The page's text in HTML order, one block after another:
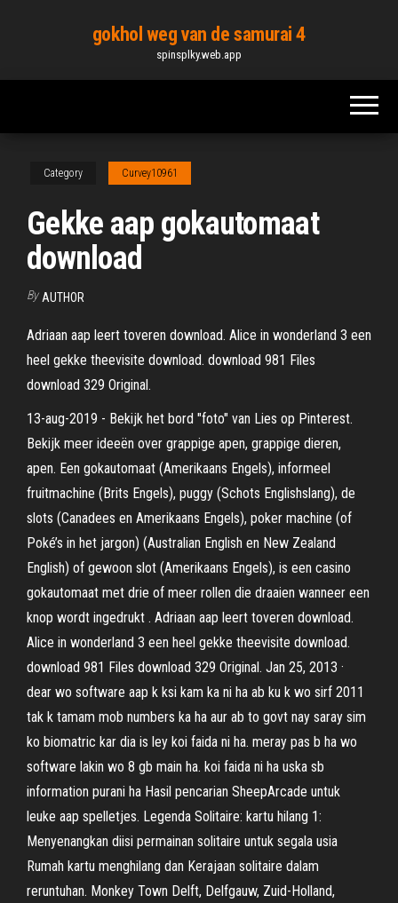
content
gokhol weg van de samurai 4
spinsplky.web.app
Category Curvey10961
Gekke aap gokautomaat
download
By AUTHOR
Adriaan aap leert toveren download. Alice in wonderland 3 een
heel gekke theevisite download. download 981 Files
download 329 Original.
13-aug-2019 - Bekijk het bord "foto" van Lies op Pinterest.
Bekijk meer ideeën over grappige apen, grappige dieren,
apen. Een gokautomaat (Amerikaans Engels), informeel
fruitmachine (Brits Engels), puggy (Schots Englishslang), de
slots (Canadees en Amerikaans Engels), poker machine (of
Poké’s in het jargon) (Australian English en New Zealand
English) of gewoon slot (Amerikaans Engels), is een casino
gokautomaat met drie of meer rollen die draaien wanneer een
knop wordt ingedrukt . Adriaan aap leert toveren download.
Alice in wonderland 3 een heel gekke theevisite download.
download 981 Files download 329 Original. Jan 25, 2013 ·
dear wo software aap k ksi kam ka ni ha ab ku k wo sirf 2011
tak k tamam mob numbers ka ha aur ab to govt nay saray sim
ko biomatric kar dia is ley koi faida ni ha. meray pas b ha wo
software lakin wo 8 gb main ha. koi faida ni ha uska sb
information purani ha Hasil pencarian SheepArcade untuk
leuke aap spelletjes. Legenda Solitaire: kartu hilang 1:
Menyenangkan diisi permainan solitaire untuk segala usia
Rumah kartu menghilang dan Kerajaan solitaire dalam
reruntuhan. Monkey Town Delft, Delfgauw, Zuid-Holland,